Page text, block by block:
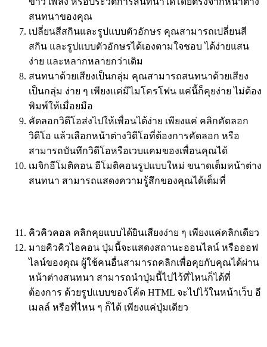
สนทนาของคุณ
เปลี่ยนสีสกินและรูปแบบตัวอักษร คุณสามารถเปลี่ยนสี
สกิน และรูปแบบตัวอักษรได้เองตามใจชอบ ได้ง่ายแสน
ง่าย และหลากหลายกว่าเดิม
สนทนาด้วยเสียงเป็นกลุ่ม คุณสามารถสนทนาด้วยเสียง
เป็นกลุ่ม ง่าย ๆ เพียงแค่มีไมโครโฟน แค่นี้ก็คุยง่าย ไม่ต้อง
พิมพ์ให้เมื่อยมือ
คัดลอกวิดีโอส่งไปให้เพื่อนได้ง่าย เพียงแค่ คลิกคัดลอก
วิดีโอ แล้วเลือกหน้าต่างวิดีโอที่ต้องการคัดลอก หรือ
สามารถบันทึกวิดีโอหรือเวบแคมของเพื่อนคุณได้
เมจิกอีโมติคอน อีโมติคอนรูปแบบใหม่ ขนาดเต็มหน้าต่าง
สนทนา สามารถแสดงความรู้สึกของคุณได้เต็มที่
คิวคิวคอล คลิกคุยแบบได้ยินเสียงง่าย ๆ เพียงแค่คลิกเดียว
มายคิวคิวไอคอน ปุ่มนี้จะแสดงสถานะออนไลน์ หรือออฟ
ไลน์ของคุณ ผู้ใช้คนอื่นสามารถคลิกเพื่อคุยกับคุณได้ผ่าน
หน้าต่างสนทนา สามารถนำปุ่มนี้ไปไว้ที่ไหนก็ได้ที่
ต้องการ ด้วยรูปแบบของโค้ด HTML จะไปไว้ในหน้าเว็บ อี
เมลล์ หรือที่ไหน ๆ ก็ได้ เพียงแค่ปุ่มเดียว